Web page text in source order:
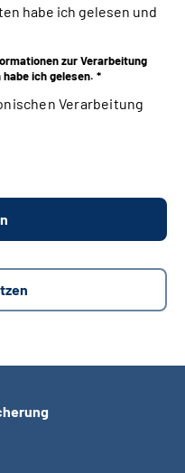
habe ich gelesen und
zur Verarbeitung
von personenbezogenen Informationen habe ich gelesen. *
Verarbeitung